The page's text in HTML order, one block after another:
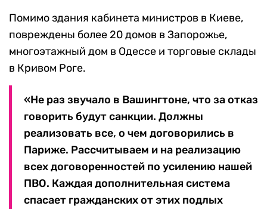
Помимо здания кабинета министров в Киеве,
повреждены более 20 домов в Запорожье,
многоэтажный дом в Одессе и торговые склады
в Кривом Роге.
«Не раз звучало в Вашингтоне, что за отказ
говорить будут санкции. Должны
реализовать все, о чем договорились в
Париже. Рассчитываем и на реализацию
всех договоренностей по усилению нашей
ПВО. Каждая дополнительная система
спасает гражданских от этих подлых